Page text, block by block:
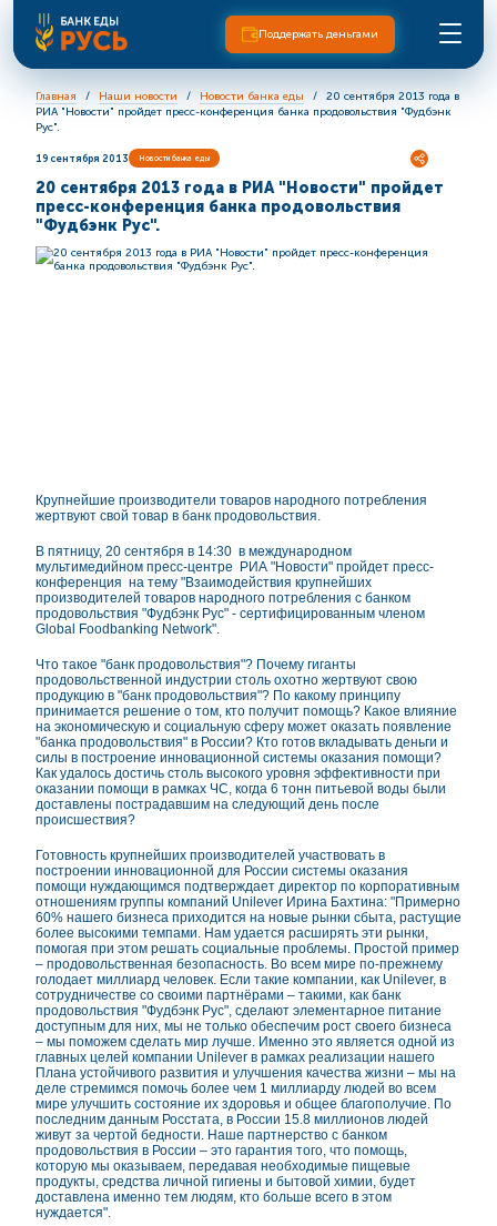
Поддержать деньгами
Главная Наши новости Новости банка еды
20 сентября 2013 года в
РИА "Новости" пройдет пресс-конференция банка продовольствия "Фудбэнк
Рус".
19 сентября 2013 Новости банка еды
20 сентября 2013 года в РИА "Новости" пройдет
пресс-конференция банка продовольствия
"Фудбэнк Рус".
Крупнейшие производители товаров народного потребления
жертвуют свой товар в банк продовольствия.
В пятницу, 20 сентября в 14:30 в международном
мультимедийном пресс-центре РИА "Новости" пройдет пресс-
конференция на тему "Взаимодействия крупнейших
производителей товаров народного потребления с банком
продовольствия "Фудбэнк Рус" - сертифицированным членом
Global Foodbanking Network".
Что такое "банк продовольствия"? Почему гиганты
продовольственной индустрии столь охотно жертвуют свою
продукцию в "банк продовольствия"? По какому принципу
принимается решение о том, кто получит помощь? Какое влияние
на экономическую и социальную сферу может оказать появление
"банка продовольствия" в России? Кто готов вкладывать деньги и
силы в построение инновационной системы оказания помощи?
Как удалось достичь столь высокого уровня эффективности при
оказании помощи в рамках ЧС, когда 6 тонн питьевой воды были
доставлены пострадавшим на следующий день после
происшествия?
Готовность крупнейших производителей участвовать в
построении инновационной для России системы оказания
помощи нуждающимся подтверждает директор по корпоративным
отношениям группы компаний Unilever Ирина Бахтина: "Примерно
60% нашего бизнеса приходится на новые рынки сбыта, растущие
более высокими темпами. Нам удается расширять эти рынки,
помогая при этом решать социальные проблемы. Простой пример
– продовольственная безопасность. Во всем мире по-прежнему
голодает миллиард человек. Если такие компании, как Unilever, в
сотрудничестве со своими партнёрами – такими, как банк
продовольствия "Фудбэнк Рус", сделают элементарное питание
доступным для них, мы не только обеспечим рост своего бизнеса
– мы поможем сделать мир лучше. Именно это является одной из
главных целей компании Unilever в рамках реализации нашего
Плана устойчивого развития и улучшения качества жизни – мы на
деле стремимся помочь более чем 1 миллиарду людей во всем
мире улучшить состояние их здоровья и общее благополучие. По
последним данным Росстата, в России 15.8 миллионов людей
живут за чертой бедности. Наше партнерство с банком
продовольствия в России – это гарантия того, что помощь,
которую мы оказываем, передавая необходимые пищевые
продукты, средства личной гигиены и бытовой химии, будет
доставлена именно тем людям, кто больше всего в этом
нуждается".